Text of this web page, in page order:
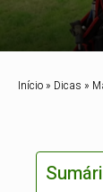
Início» Dicas »